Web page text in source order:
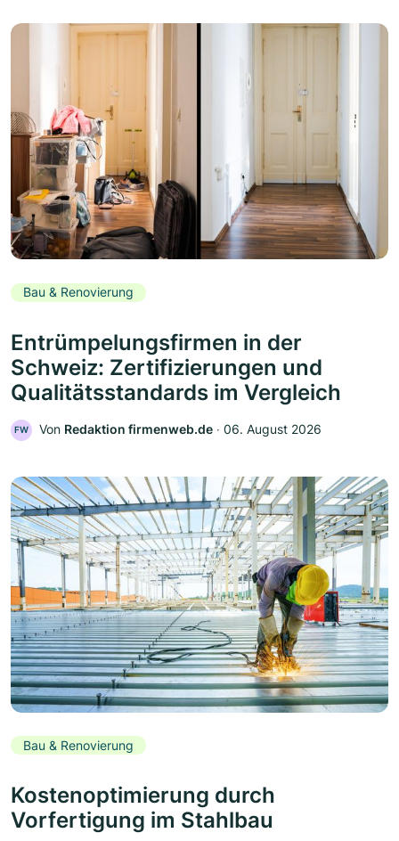
Bau & Renovierung
Entrümpelungsfirmen in der
Schweiz: Zertifizierungen und
Qualitätsstandards im Vergleich
FW Von Redaktion firmenweb.de ‧ 06. August 2026
Bau & Renovierung
Kostenoptimierung durch
Vorfertigung im Stahlbau